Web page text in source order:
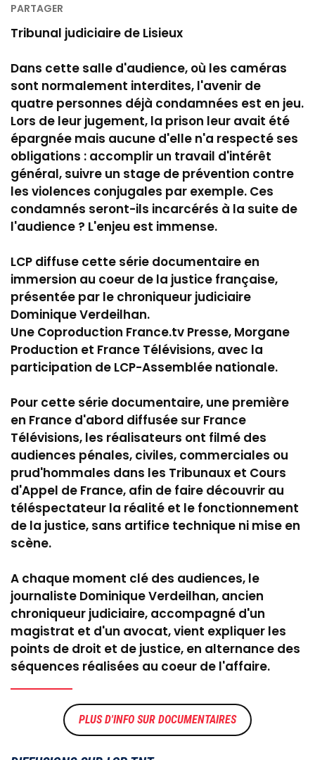
Tribunal judiciaire de Lisieux
Dans cette salle d'audience, où les caméras
sont normalement interdites, l'avenir de
quatre personnes déjà condamnées est en jeu.
Lors de leur jugement, la prison leur avait été
épargnée mais aucune d'elle n'a respecté ses
obligations : accomplir un travail d'intérêt
général, suivre un stage de prévention contre
les violences conjugales par exemple. Ces
condamnés seront-ils incarcérés à la suite de
l'audience ? L'enjeu est immense.
LCP diffuse cette série documentaire en
immersion au coeur de la justice française,
présentée par le chroniqueur judiciaire
Dominique Verdeilhan.
Une Coproduction France.tv Presse, Morgane
Production et France Télévisions, avec la
participation de LCP-Assemblée nationale.
Pour cette série documentaire, une première
en France d'abord diffusée sur France
Télévisions, les réalisateurs ont filmé des
audiences pénales, civiles, commerciales ou
prud'hommales dans les Tribunaux et Cours
d'Appel de France, afin de faire découvrir au
téléspectateur la réalité et le fonctionnement
de la justice, sans artifice technique ni mise en
scène.
A chaque moment clé des audiences, le
journaliste Dominique Verdeilhan, ancien
chroniqueur judiciaire, accompagné d'un
magistrat et d'un avocat, vient expliquer les
points de droit et de justice, en alternance des
séquences réalisées au coeur de l'affaire.
DOCUMENTAIRES